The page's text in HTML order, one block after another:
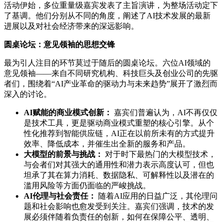
活动伊始，多位重量级嘉宾发表了主旨演讲，为整场活动定下
了基调。他们分别从不同的角度，阐述了AI技术发展的最新
进展以及对社会经济带来的深远影响。
圆桌论坛：意见领袖的思想交锋
最为引人注目的环节莫过于随后的圆桌论坛。六位AI领域的
意见领袖——来自不同研究机构、科技巨头及创业公司的先驱
者们，围绕着“AI产业革命的驱动力与未来趋势”展开了激烈而
深入的讨论。
AI赋能的商业模式创新： 嘉宾们普遍认为，AI不再仅仅
是技术工具，更是驱动商业模式重塑的核心引擎。从个
性化推荐到智能供应链，AI正在以前所未有的方式提升
效率、降低成本，并催生出全新的服务和产品。
大模型的前景与挑战：
对于时下最热门的大模型技术，
与会者们对其强大的通用性和潜力表示高度认可，但也
坦承了其在算力消耗、数据隐私、可解释性以及潜在的
滥用风险等方面仍面临的严峻挑战。
AI伦理与社会责任：
随着AI应用的日益广泛，其伦理问
题和社会影响也愈发受到关注。嘉宾们强调，技术的发
展必须伴随着负责任的创新，如何在保障公平、透明、